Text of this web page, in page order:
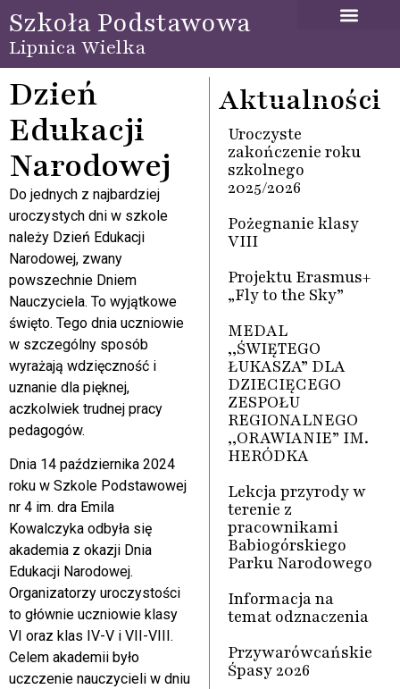
Szkoła Podstawowa
Lipnica Wielka
Dzień
Edukacji
Narodowej
Do jednych z najbardziej
uroczystych dni w szkole
należy Dzień Edukacji
Narodowej, zwany
powszechnie Dniem
Nauczyciela. To wyjątkowe
święto. Tego dnia uczniowie
w szczególny sposób
wyrażają wdzięczność i
uznanie dla pięknej,
aczkolwiek trudnej pracy
pedagogów.
Dnia 14 października 2024
roku w Szkole Podstawowej
nr 4 im. dra Emila
Kowalczyka odbyła się
akademia z okazji Dnia
Edukacji Narodowej.
Organizatorzy uroczystości
to głównie uczniowie klasy
VI oraz klas IV-V i VII-VIII.
Celem akademii było
uczczenie nauczycieli w dniu
Aktualności
Uroczyste
zakończenie roku
szkolnego
2025/2026
Pożegnanie klasy
VIII
Projektu Erasmus+
„Fly to the Sky”
MEDAL
,,ŚWIĘTEGO
ŁUKASZA” DLA
DZIECIĘCEGO
ZESPOŁU
REGIONALNEGO
,,ORAWIANIE” IM.
HERÓDKA
Lekcja przyrody w
terenie z
pracownikami
Babiogórskiego
Parku Narodowego
Informacja na
temat odznaczenia
Przywarówcańskie
Śpasy 2026